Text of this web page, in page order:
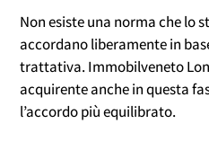
Non esiste una norma che lo
accordano liberamente in
trattativa. Immobilveneto
acquirente anche in questa
l’accordo più equilibrato.